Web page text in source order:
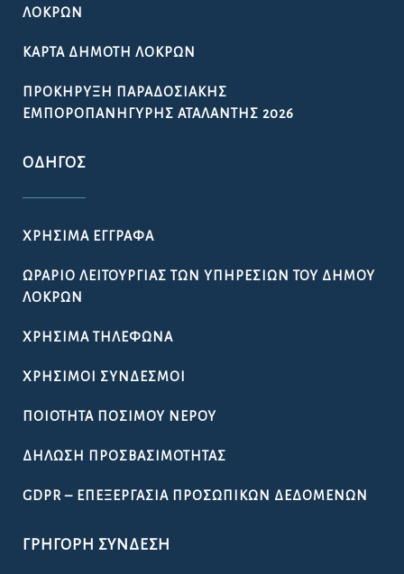
ΛΟΚΡΏΝ
ΚΆΡΤΑ ΔΗΜΌΤΗ ΛΟΚΡΏΝ
ΠΡΟΚΉΡΥΞΗ ΠΑΡΑΔΟΣΙΑΚΉΣ
ΕΜΠΟΡΟΠΑΝΉΓΥΡΗΣ ΑΤΑΛΆΝΤΗΣ 2026
ΟΔΗΓΌΣ
ΧΡΉΣΙΜΑ ΈΓΓΡΑΦΑ
ΩΡΆΡΙΟ ΛΕΙΤΟΥΡΓΊΑΣ ΤΩΝ ΥΠΗΡΕΣΙΏΝ ΤΟΥ ΔΉΜΟΥ
ΛΟΚΡΏΝ
ΧΡΉΣΙΜΑ ΤΗΛΈΦΩΝΑ
ΧΡΉΣΙΜΟΙ ΣΎΝΔΕΣΜΟΙ
ΠΟΙΌΤΗΤΑ ΠΌΣΙΜΟΥ ΝΕΡΟΎ
ΔΉΛΩΣΗ ΠΡΟΣΒΑΣΙΜΌΤΗΤΑΣ
GDPR – ΕΠΕΞΕΡΓΑΣΙΑ ΠΡΟΣΩΠΙΚΩΝ ΔΕΔΟΜΕΝΩΝ
ΓΡΉΓΟΡΗ ΣΎΝΔΕΣΗ